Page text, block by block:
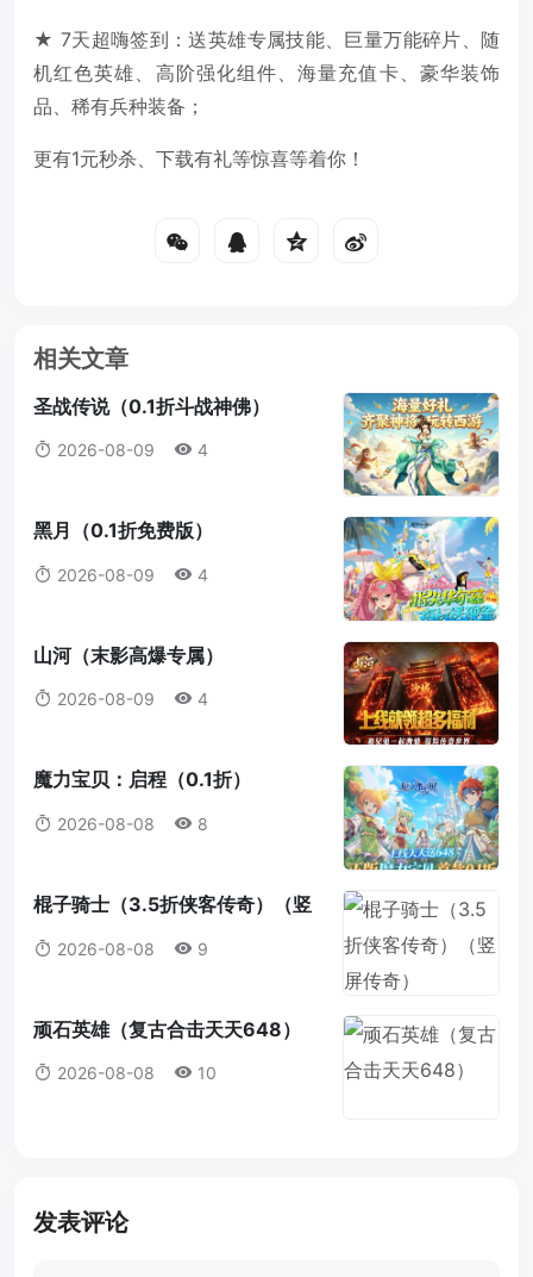
★ 7天超嗨签到：送英雄专属技能、巨量万能碎片、随
机红色英雄、高阶强化组件、海量充值卡、豪华装饰
品、稀有兵种装备；
更有1元秒杀、下载有礼等惊喜等着你！
相关文章
圣战传说（0.1折斗战神佛）
2026-08-09 4
黑月（0.1折免费版）
2026-08-09 4
山河（末影高爆专属）
2026-08-09 4
魔力宝贝：启程（0.1折）
2026-08-08 8
棍子骑士（3.5折侠客传奇）（竖
屏传奇）
2026-08-08 9
顽石英雄（复古合击天天648）
2026-08-08 10
发表评论